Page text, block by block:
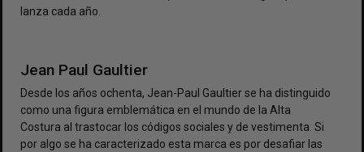
lanza cada año.
Jean Paul Gaultier
Desde los años ochenta, Jean-Paul Gaultier se ha distinguido
como una figura emblemática en el mundo de la Alta
Costura al trastocar los códigos sociales y de vestimenta. Si
por algo se ha caracterizado esta marca es por desafiar las